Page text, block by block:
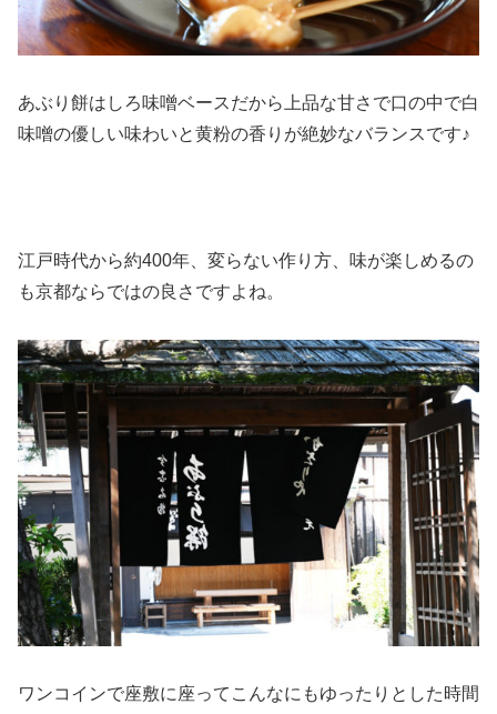
あぶり餅はしろ味噌ベースだから上品な甘さで口の中で白
味噌の優しい味わいと黄粉の香りが絶妙なバランスです♪
江戸時代から約400年、変らない作り方、味が楽しめるの
も京都ならではの良さですよね。
ワンコインで座敷に座ってこんなにもゆったりとした時間